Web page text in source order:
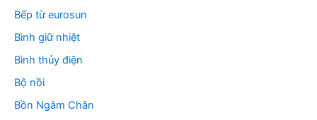
Bếp từ eurosun
Bình giữ nhiệt
Bình thủy điện
Bộ nồi
Bồn Ngâm Chân